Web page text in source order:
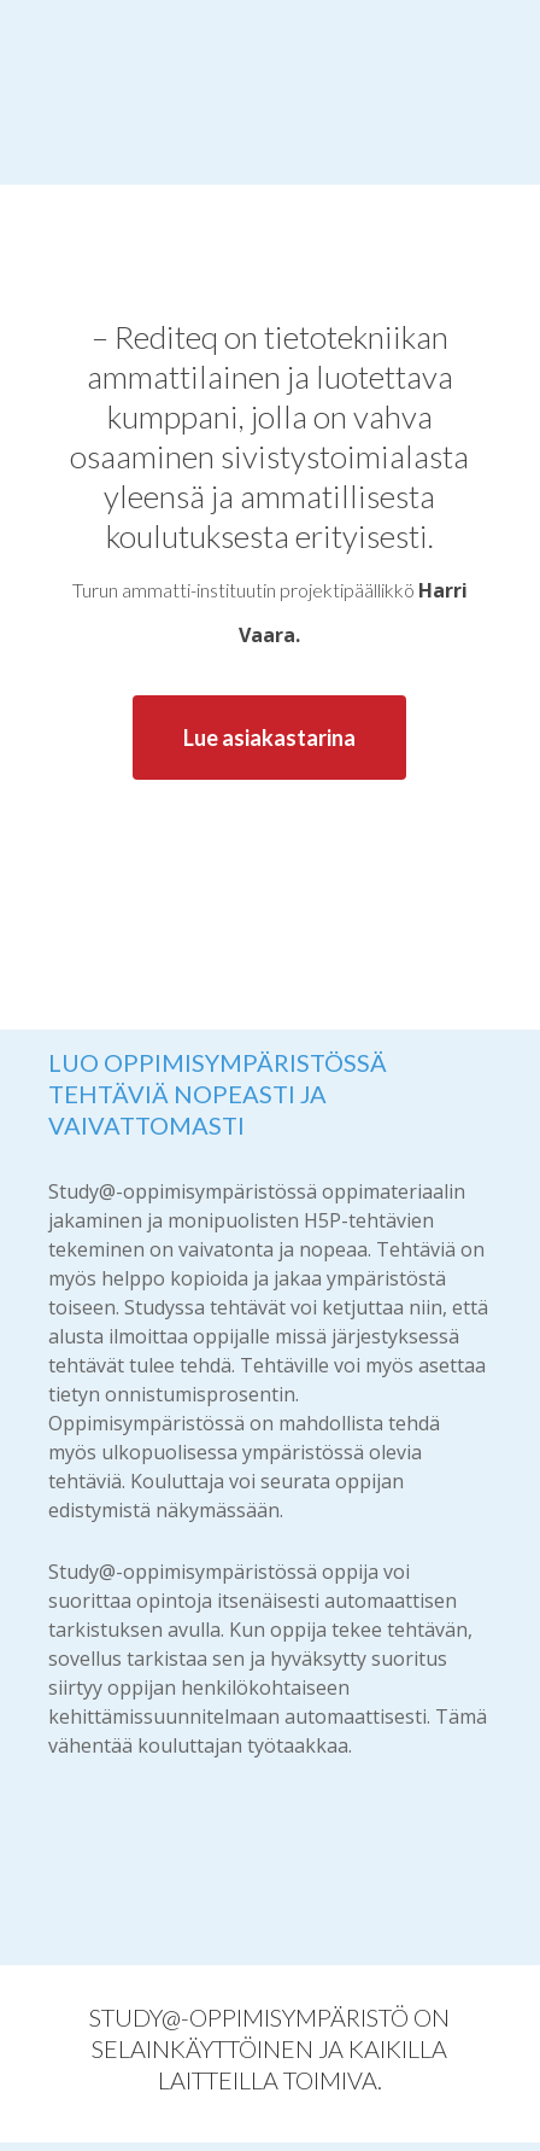
– Rediteq on tietotekniikan
ammattilainen ja luotettava
kumppani, jolla on vahva
osaaminen sivistystoimialasta
yleensä ja ammatillisesta
koulutuksesta erityisesti.
Turun ammatti-instituutin projektipäällikkö Harri
Vaara.
Lue asiakastarina
LUO OPPIMISYMPÄRISTÖSSÄ
TEHTÄVIÄ NOPEASTI JA
VAIVATTOMASTI
Study@-oppimisympäristössä oppimateriaalin
jakaminen ja monipuolisten H5P-tehtävien
tekeminen on vaivatonta ja nopeaa. Tehtäviä on
myös helppo kopioida ja jakaa ympäristöstä
toiseen. Studyssa tehtävät voi ketjuttaa niin, että
alusta ilmoittaa oppijalle missä järjestyksessä
tehtävät tulee tehdä. Tehtäville voi myös asettaa
tietyn onnistumisprosentin.
Oppimisympäristössä on mahdollista tehdä
myös ulkopuolisessa ympäristössä olevia
tehtäviä. Kouluttaja voi seurata oppijan
edistymistä näkymässään.
Study@-oppimisympäristössä oppija voi
suorittaa opintoja itsenäisesti automaattisen
tarkistuksen avulla. Kun oppija tekee tehtävän,
sovellus tarkistaa sen ja hyväksytty suoritus
siirtyy oppijan henkilökohtaiseen
kehittämissuunnitelmaan automaattisesti. Tämä
vähentää kouluttajan työtaakkaa.
STUDY@-OPPIMISYMPÄRISTÖ ON
SELAINKÄYTTÖINEN JA KAIKILLA
LAITTEILLA TOIMIVA.